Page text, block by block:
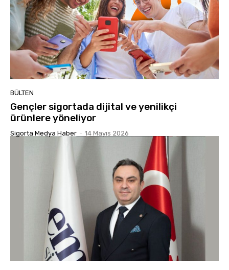
BÜLTEN
Gençler sigortada dijital ve yenilikçi
ürünlere yöneliyor
Sigorta Medya Haber - 14 Mayıs 2026